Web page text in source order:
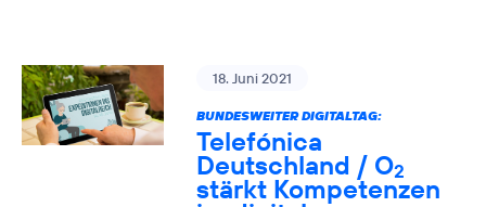
18. Juni 2021
BUNDESWEITER DIGITALTAG:
Telefónica
Deutschland / O2
stärkt Kompetenzen